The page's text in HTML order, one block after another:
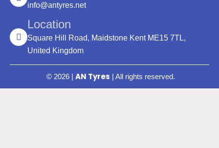
info@antyres.net
Location
Square Hill Road, Maidstone Kent ME15 7TL,
United Kingdom
© 2026 | AN Tyres | All rights reserved.